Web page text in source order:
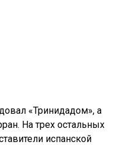
«Тринидадом», а
На трех остальных
испанской